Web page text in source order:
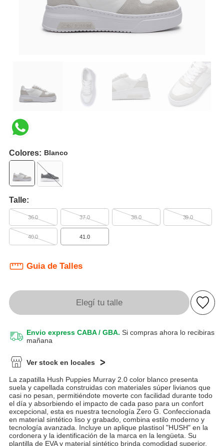
Colores: Blanco
Talle:
36.0 37.0 38.0 39.0
40.0 41.0
Guia de Talles
Elegí tu talle
Envio express CABA / GBA. Si compras ahora lo recibiras
mañana
Ver stock en locales
La zapatilla Hush Puppies Murray 2.0 color blanco presenta
suela y capellada construidas con materiales súper livianos que
casi no pesan, permitiéndote moverte con facilidad durante todo
el día y absorbiendo el impacto de cada paso para un confort
excepcional, esta es nuestra tecnología Zero G. Confeccionada
en material sintético liso y grabado, combina estilo moderno y
tecnología avanzada. Incluye un aplique plastisol "HUSH" en la
cordonera y la identificación de la marca en la lengüeta. Su
plantilla de EVA y material sintético brinda comodidad superior,